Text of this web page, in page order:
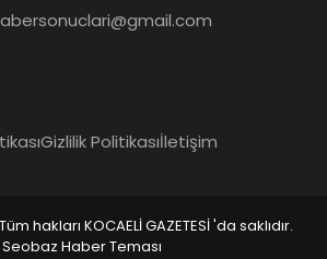
Gizlilik Politikasıİletişim
hakları KOCAELİ GAZETESİ 'da saklıdır.
Seobaz Haber Teması